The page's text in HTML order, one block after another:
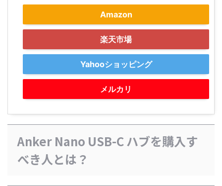
Amazon
楽天市場
Yahooショッピング
メルカリ
Anker Nano USB-C ハブを購入す
べき人とは？